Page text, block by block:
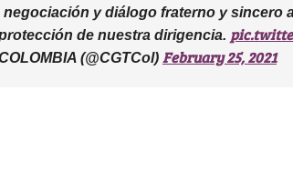
negociación y diálogo fraterno y sincero
de nuestra dirigencia.
(@CGTCol) February 25, 2021